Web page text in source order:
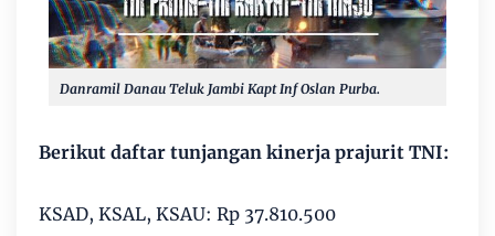
Danramil Danau Teluk Jambi Kapt Inf Oslan Purba.
Berikut daftar tunjangan kinerja prajurit TNI:
KSAD, KSAL, KSAU: Rp 37.810.500